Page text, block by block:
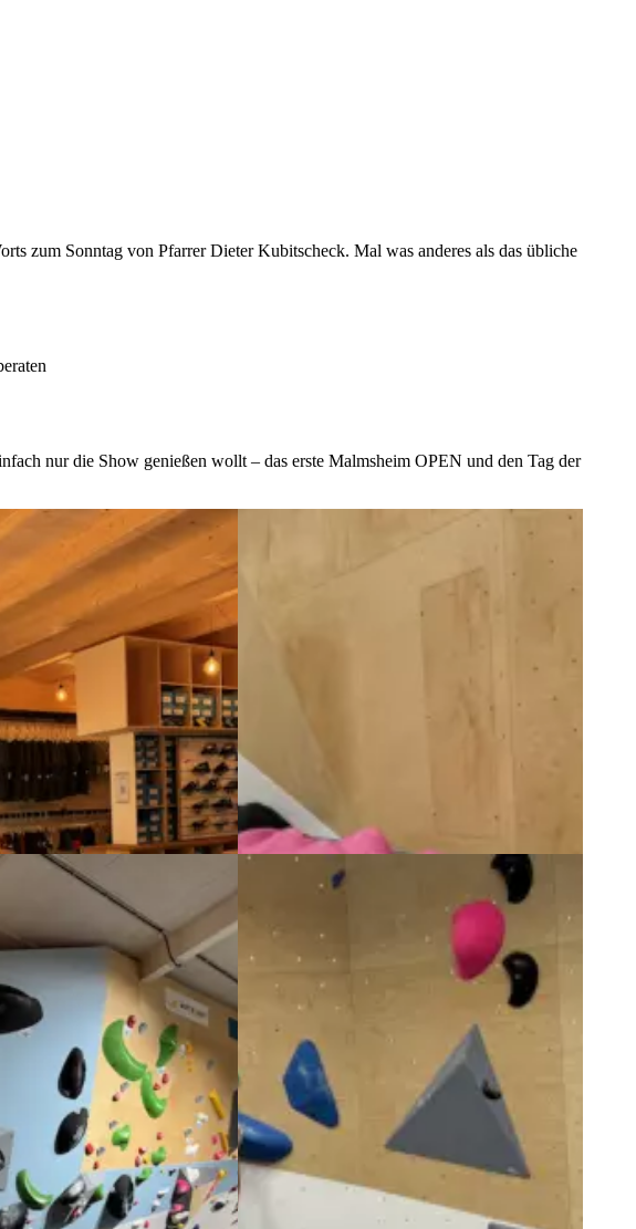
zum Sonntag von Pfarrer Dieter Kubitscheck. Mal was anderes als das übliche
nur die Show genießen wollt – das erste Malmsheim OPEN und den Tag der